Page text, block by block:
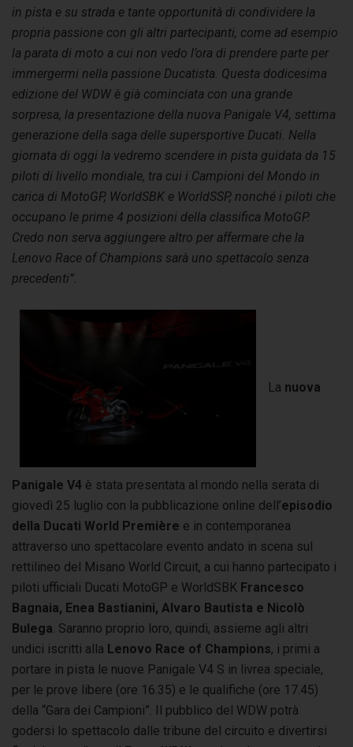
in pista e su strada e tante opportunità di condividere la
propria passione con gli altri partecipanti, come ad esempio
la parata di moto a cui non vedo l’ora di prendere parte per
immergermi nella passione Ducatista. Questa dodicesima
edizione del WDW è già cominciata con una grande
sorpresa, la presentazione della nuova Panigale V4, settima
generazione della saga delle supersportive Ducati. Nella
giornata di oggi la vedremo scendere in pista guidata da 15
piloti di livello mondiale, tra cui i Campioni del Mondo in
carica di MotoGP, WorldSBK e WorldSSP, nonché i piloti che
occupano le prime 4 posizioni della classifica MotoGP.
Credo non serva aggiungere altro per affermare che la
Lenovo Race of Champions sarà uno spettacolo senza
precedenti”.
La nuova
Panigale V4 è stata presentata al mondo nella serata di
giovedì 25 luglio con la pubblicazione online dell’episodio
della Ducati World Première e in contemporanea
attraverso uno spettacolare evento andato in scena sul
rettilineo del Misano World Circuit, a cui hanno partecipato i
piloti ufficiali Ducati MotoGP e WorldSBK Francesco
Bagnaia, Enea Bastianini, Alvaro Bautista e Nicolò
Bulega . Saranno proprio loro, quindi, assieme agli altri
undici iscritti alla Lenovo Race of Champions, i primi a
portare in pista le nuove Panigale V4 S in livrea speciale,
per le prove libere (ore 16.35) e le qualifiche (ore 17.45)
della “Gara dei Campioni”. Il pubblico del WDW potrà
godersi lo spettacolo dalle tribune del circuito e divertirsi